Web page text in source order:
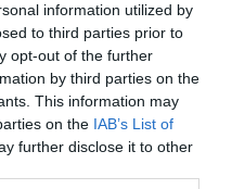
information utilized by
to third parties prior to
opt-out of the further
by third parties on the
This information may
on the IAB’s List of
further disclose it to other